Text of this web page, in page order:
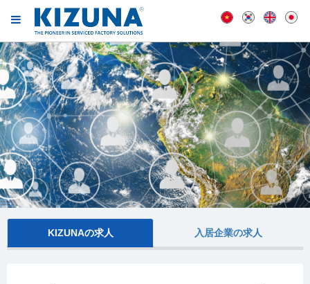
KIZUNAの求人 入居企業の求人